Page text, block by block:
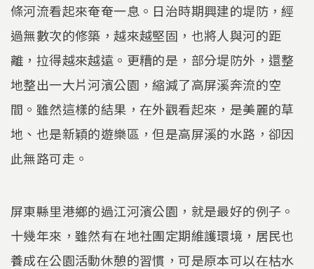
條河流看起來奄奄一息。日治時期興建的堤防，經
過無數次的修築，越來越堅固，也將人與河的距
離，拉得越來越遠。更糟的是，部分堤防外，還整
地整出一大片河濱公園，縮減了高屏溪奔流的空
間。雖然這樣的結果，在外觀看起來，是美麗的草
地、也是新穎的遊樂區，但是高屏溪的水路，卻因
此無路可走。
屏東縣里港鄉的過江河濱公園，就是最好的例子。
十幾年來，雖然有在地社團定期維護環境，居民也
養成在公園活動休憩的習慣，可是原本可以在枯水